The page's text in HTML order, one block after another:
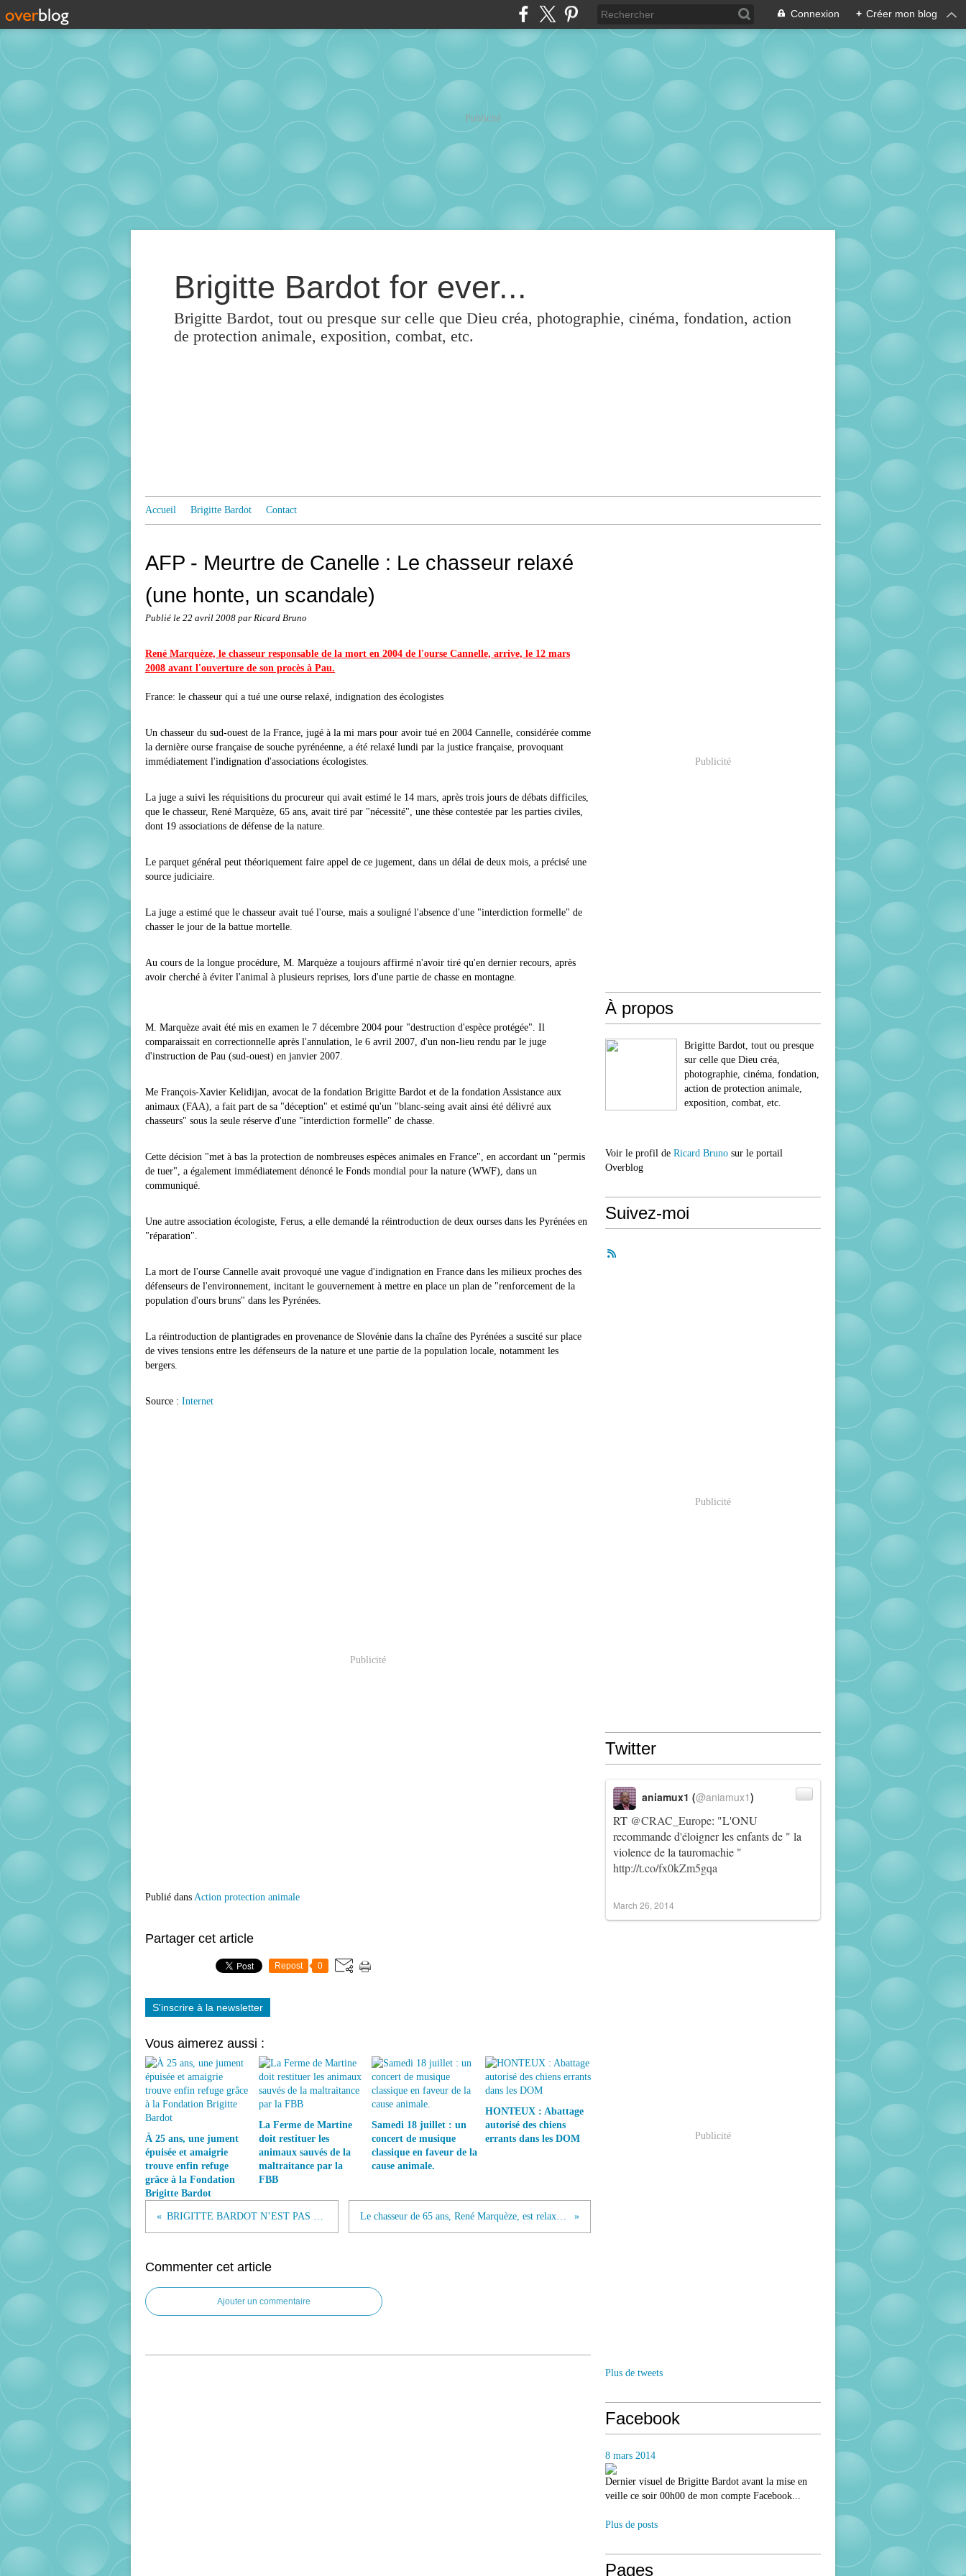
Connexion + Créer mon blog
Publicité
Brigitte Bardot for ever...
Brigitte Bardot, tout ou presque sur celle que Dieu créa, photographie, cinéma, fondation, action
de protection animale, exposition, combat, etc.
Accueil Brigitte Bardot Contact
AFP - Meurtre de Canelle : Le chasseur relaxé
(une honte, un scandale)
Publié le 22 avril 2008 par Ricard Bruno
René Marquèze, le chasseur responsable de la mort en 2004 de l'ourse Cannelle, arrive, le 12 mars
2008 avant l'ouverture de son procès à Pau.
France: le chasseur qui a tué une ourse relaxé, indignation des écologistes
Un chasseur du sud-ouest de la France, jugé à la mi mars pour avoir tué en 2004 Cannelle, considérée comme
la dernière ourse française de souche pyrénéenne, a été relaxé lundi par la justice française, provoquant
immédiatement l'indignation d'associations écologistes.
La juge a suivi les réquisitions du procureur qui avait estimé le 14 mars, après trois jours de débats difficiles,
que le chasseur, René Marquèze, 65 ans, avait tiré par "nécessité", une thèse contestée par les parties civiles,
dont 19 associations de défense de la nature.
Le parquet général peut théoriquement faire appel de ce jugement, dans un délai de deux mois, a précisé une
source judiciaire.
La juge a estimé que le chasseur avait tué l'ourse, mais a souligné l'absence d'une "interdiction formelle" de
chasser le jour de la battue mortelle.
Au cours de la longue procédure, M. Marquèze a toujours affirmé n'avoir tiré qu'en dernier recours, après
avoir cherché à éviter l'animal à plusieurs reprises, lors d'une partie de chasse en montagne.
M. Marquèze avait été mis en examen le 7 décembre 2004 pour "destruction d'espèce protégée". Il
comparaissait en correctionnelle après l'annulation, le 6 avril 2007, d'un non-lieu rendu par le juge
d'instruction de Pau (sud-ouest) en janvier 2007.
Me François-Xavier Kelidijan, avocat de la fondation Brigitte Bardot et de la fondation Assistance aux
animaux (FAA), a fait part de sa "déception" et estimé qu'un "blanc-seing avait ainsi été délivré aux
chasseurs" sous la seule réserve d'une "interdiction formelle" de chasse.
Cette décision "met à bas la protection de nombreuses espèces animales en France", en accordant un "permis
de tuer", a également immédiatement dénoncé le Fonds mondial pour la nature (WWF), dans un
communiqué.
Une autre association écologiste, Ferus, a elle demandé la réintroduction de deux ourses dans les Pyrénées en
"réparation".
La mort de l'ourse Cannelle avait provoqué une vague d'indignation en France dans les milieux proches des
défenseurs de l'environnement, incitant le gouvernement à mettre en place un plan de "renforcement de la
population d'ours bruns" dans les Pyrénées.
La réintroduction de plantigrades en provenance de Slovénie dans la chaîne des Pyrénées a suscité sur place
de vives tensions entre les défenseurs de la nature et une partie de la population locale, notamment les
bergers.
Source : Internet
Publicité
Publié dans Action protection animale
Partager cet article
Repost 0
S'inscrire à la newsletter
Vous aimerez aussi :
À 25 ans, une jument
épuisée et amaigrie
trouve enfin refuge
grâce à la Fondation
Brigitte Bardot
La Ferme de Martine
doit restituer les
animaux sauvés de la
maltraitance par la
FBB
Samedi 18 juillet : un
concert de musique
classique en faveur de la
cause animale.
HONTEUX : Abattage
autorisé des chiens
errants dans les DOM
BRIGITTE BARDOT N’EST PAS RACISTE ! Le chasseur de 65 ans, René Marquèze, est relaxé : Une honte!
Commenter cet article
Ajouter un commentaire
Publicité
À propos
Brigitte Bardot, tout ou presque
sur celle que Dieu créa,
photographie, cinéma, fondation,
action de protection animale,
exposition, combat, etc.
Voir le profil de Ricard Bruno sur le portail
Overblog
Suivez-moi
Publicité
Twitter
RT @CRAC_Europe: "L'ONU
recommande d'éloigner les enfants de " la
violence de la tauromachie "
http://t.co/fx0kZm5gqa
aniamux1 (@aniamux1)
March 26, 2014
Publicité
Plus de tweets
Facebook
8 mars 2014
Dernier visuel de Brigitte Bardot avant la mise en
veille ce soir 00h00 de mon compte Facebook...
Plus de posts
Pages